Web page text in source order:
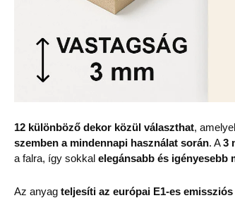
12 különböző dekor közül választhat,
szemben a mindennapi használat során. A3
a falra, így sokkal elegánsabb és igényesebb
Az anyag teljesíti az európai E1-es